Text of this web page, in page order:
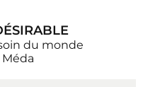
du monde